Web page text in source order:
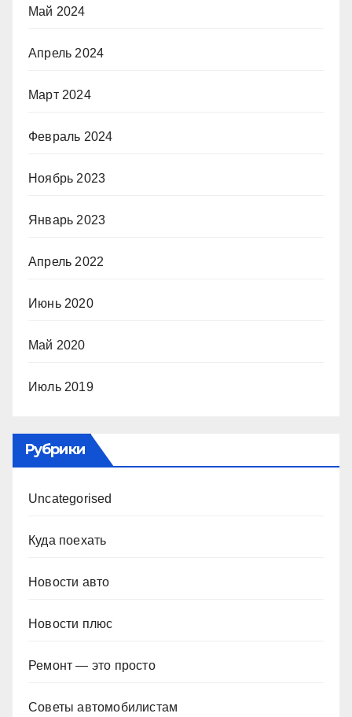
Май 2024
Апрель 2024
Март 2024
Февраль 2024
Ноябрь 2023
Январь 2023
Апрель 2022
Июнь 2020
Май 2020
Июль 2019
Рубрики
Uncategorised
Куда поехать
Новости авто
Новости плюс
Ремонт — это просто
Советы автомобилистам